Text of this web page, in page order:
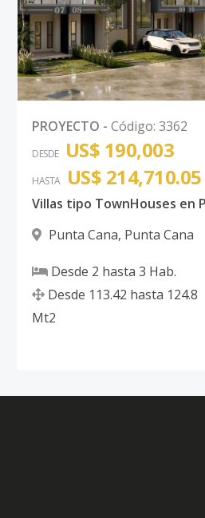
PROYECTO - Código: 3362
DESDE US$ 190,003
HASTA US$ 214,710.05
Punta Cana, Punta Cana
Desde 2 hasta 3 Hab.
Desde 113.42 hasta 124.8
Mt2